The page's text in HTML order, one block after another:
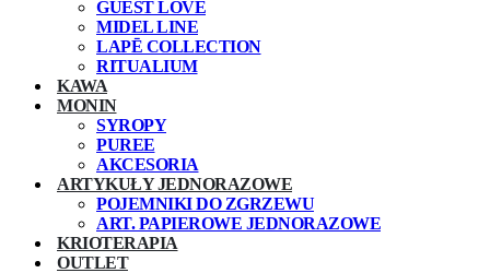
GUEST LOVE
MIDEL LINE
LAPĒ COLLECTION
RITUALIUM
KAWA
MONIN
SYROPY
PUREE
AKCESORIA
ARTYKUŁY JEDNORAZOWE
POJEMNIKI DO ZGRZEWU
ART. PAPIEROWE JEDNORAZOWE
KRIOTERAPIA
OUTLET